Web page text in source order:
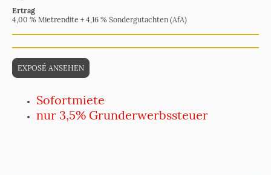
Ertrag
4,00 % Mietrendite + 4,16 % Sondergutachten (AfA)
EXPOSÉ ANSEHEN
Sofortmiete
nur 3,5% Grunderwerbssteuer